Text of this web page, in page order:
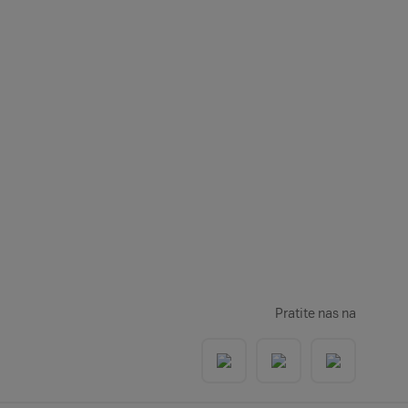
Pratite nas na